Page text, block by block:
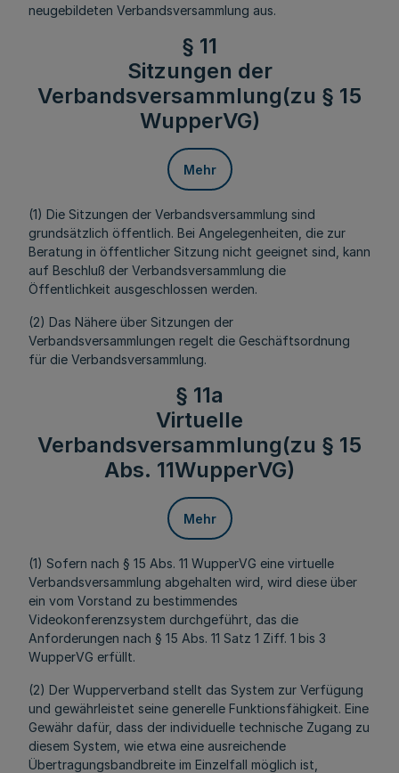
neugebildeten Verbandsversammlung aus.
§ 11
Sitzungen der
Verbandsversammlung(zu § 15
WupperVG)
Mehr
(1) Die Sitzungen der Verbandsversammlung sind
grundsätzlich öffentlich. Bei Angelegenheiten, die zur
Beratung in öffentlicher Sitzung nicht geeignet sind, kann
auf Beschluß der Verbandsversammlung die
Öffentlichkeit ausgeschlossen werden.
(2) Das Nähere über Sitzungen der
Verbandsversammlungen regelt die Geschäftsordnung
für die Verbandsversammlung.
§ 11a
Virtuelle
Verbandsversammlung(zu § 15
Abs. 11WupperVG)
Mehr
(1) Sofern nach § 15 Abs. 11 WupperVG eine virtuelle
Verbandsversammlung abgehalten wird, wird diese über
ein vom Vorstand zu bestimmendes
Videokonferenzsystem durchgeführt, das die
Anforderungen nach § 15 Abs. 11 Satz 1 Ziff. 1 bis 3
WupperVG erfüllt.
(2) Der Wupperverband stellt das System zur Verfügung
und gewährleistet seine generelle Funktionsfähigkeit. Eine
Gewähr dafür, dass der individuelle technische Zugang zu
diesem System, wie etwa eine ausreichende
Übertragungsbandbreite im Einzelfall möglich ist,